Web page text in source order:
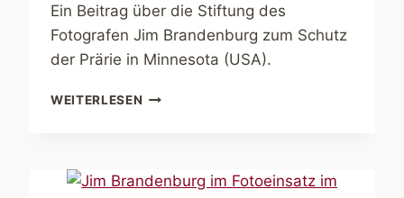
Ein Beitrag über die Stiftung des
Fotografen Jim Brandenburg zum Schutz
der Prärie in Minnesota (USA).
WEITERLESEN JIM
DIE